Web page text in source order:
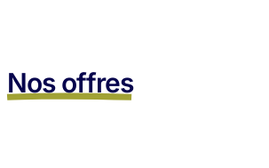
Nos offres